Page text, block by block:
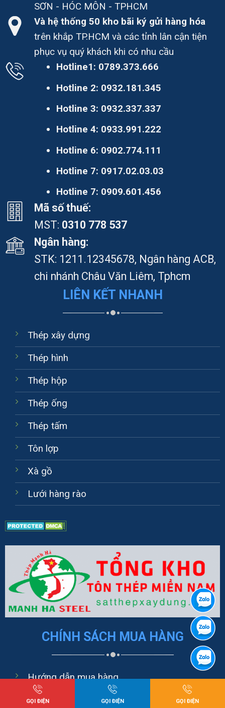
SƠN - HÓC MÔN - TPHCM
Và hệ thống 50 kho bãi ký gửi hàng hóa
trên khắp TP.HCM và các tỉnh lân cận tiện
phục vụ quý khách khi có nhu cầu
Hotline1: 0789.373.666
Hotline 2: 0932.181.345
Hotline 3: 0932.337.337
Hotline 4: 0933.991.222
Hotline 6: 0902.774.111
Hotline 7: 0917.02.03.03
Hotline 7: 0909.601.456
Mã số thuế:
MST: 0310 778 537
Ngân hàng:
STK: 1211.12345678, Ngân hàng ACB,
chi nhánh Châu Văn Liêm, Tphcm
LIÊN KẾT NHANH
Thép xây dựng
Thép hình
Thép hộp
Thép ống
Thép tấm
Tôn lợp
Xà gồ
Lưới hàng rào
CHÍNH SÁCH MUA HÀNG
Hướng dẫn mua hàng
Hình thức thanh toán
GỌI ĐIỆN GỌI ĐIỆN GỌI ĐIỆN